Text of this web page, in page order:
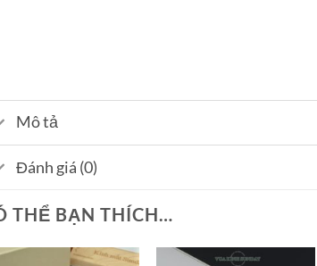
Mô tả
Đánh giá (0)
THỂ BẠN THÍCH…